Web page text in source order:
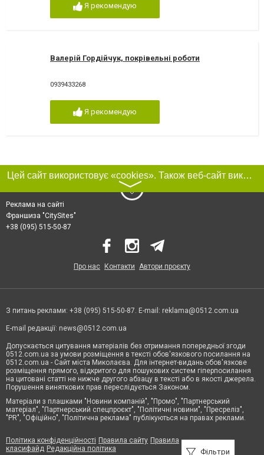
Я рекомендую
Валерій Гордійчук, покрівельні роботи
0939433268
Я рекомендую
Фільтри
Цей сайт використовує «cookies». Також веб-сайт використовує інтернет-сервіс для збору технічних даних стосовно відвідувачів з метою отримання маркетингової та статистичної інформації. Умови обробки даних відвідувачів сайту див.
〉
Реклама на сайті
Франшиза "CitySites"
+38 (095) 515-50-87
Про нас Контакти Автори проєкту
З питань реклами: +38 (095) 515-50-87. E-mail: reklama@0512.com.ua
E-mail редакції: news@0512.com.ua
Допускається цитування матеріалів без отримання попередньої згоди
0512.com.ua за умови розміщення в тексті обов'язкового посилання на
0512.com.ua - Сайт міста Миколаєва. Для інтернет-видань обов'язкове
розміщення прямого, відкритого для пошукових систем гіперпосилання
на цитовані статті не нижче другого абзацу в тексті або в якості джерела.
Порушення виняткових прав переслідується Законом.
Матеріали з плашками "Новини компаній", "Промо", "Партнерський
матеріал", "Партнерський спецпроєкт", "Політичні новини", "Пресреліз",
"PR", "Офіційно", "Політична реклама" публікуються на правах реклами.
Політика конфіденційності Правила сайту Правила
класифайд Редакційна політика